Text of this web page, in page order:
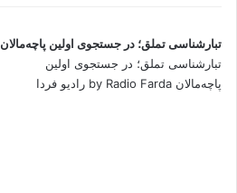
تبارشناسی تملق؛ در جستجوی اولین‌ پاچه‌مالان
تبارشناسی تملق؛ در جستجوی اولین‌
پاچه‌مالان by Radio Farda رادیو فردا